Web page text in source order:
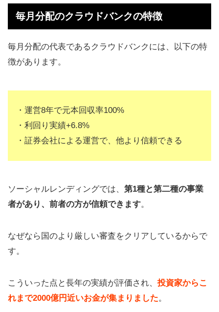
配
Fundsでも毎月分配は可能
不動産型のクラウドファンディング
で配当生活も
毎月分配のクラウドバンクの特徴
毎月分配の代表であるクラウドバンクには、以下の特
徴があります。
・運営8年で元本回収率100%
・利回り実績+6.8%
・証券会社による運営で、他より信頼できる
ソーシャルレンディングでは、 第1種と第二種の事業
者があり、前者の方が信頼できます。
なぜなら国のより厳しい審査をクリアしているからで
す。
こういった点と長年の実績が評価され、 投資家からこ
れまで2000億円近いお金が集まりました。